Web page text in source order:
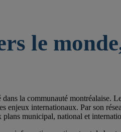
le
la communauté montréalaise.
enjeux internationaux. Par son
municipal, national et